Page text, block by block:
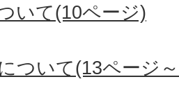
いて(10ページ)
ついて(13ページ